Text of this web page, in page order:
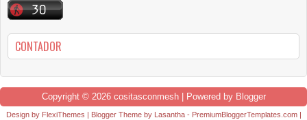
CONTADOR
Copyright © 2026 cositasconmesh| Powered by Blogger
Design by FlexiThemes | Blogger Theme by Lasantha- PremiumBloggerTemplates.com|